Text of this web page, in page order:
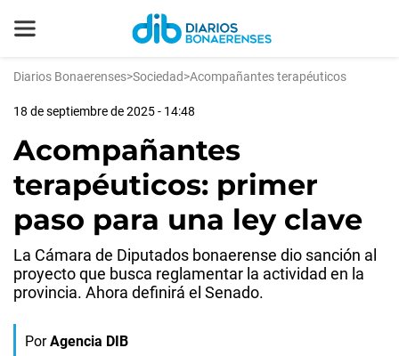
Diarios Bonaerenses>Sociedad>Acompañantes terapéuticos
18 de septiembre de 2025 - 14:48
Acompañantes
terapéuticos: primer
paso para una ley clave
La Cámara de Diputados bonaerense dio sanción al
proyecto que busca reglamentar la actividad en la
provincia. Ahora definirá el Senado.
Por Agencia DIB